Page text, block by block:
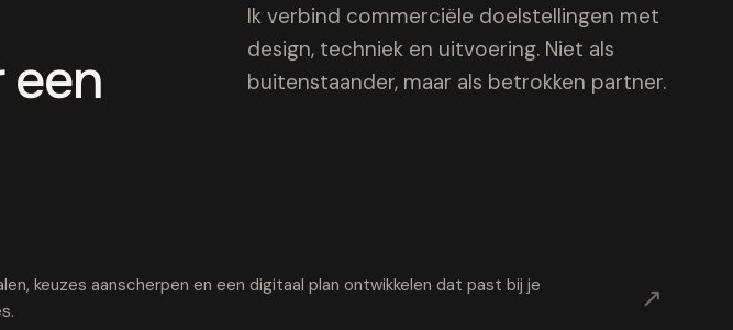
een
Ik verbind commerciële doelstellingen met
design, techniek en uitvoering. Niet als
buitenstaander, maar als betrokken partner.
keuzes aanscherpen en een digitaal plan ontwikkelen dat past bij je
↗